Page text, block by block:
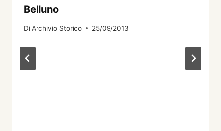
Belluno
DiArchivio Storico 25/09/2013